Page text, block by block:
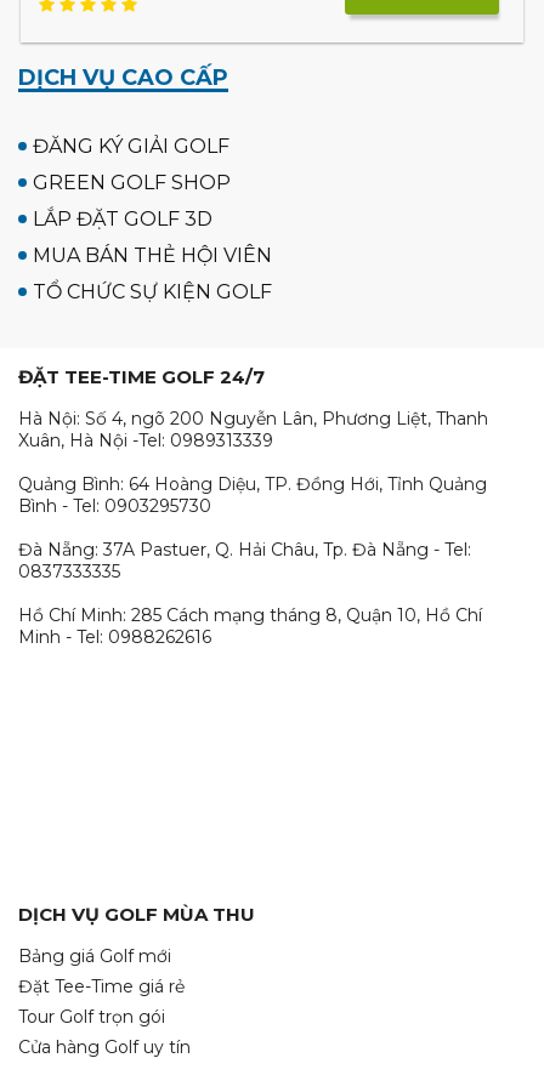
DỊCH VỤ CAO CẤP
ĐĂNG KÝ GIẢI GOLF
GREEN GOLF SHOP
LẮP ĐẶT GOLF 3D
MUA BÁN THẺ HỘI VIÊN
TỔ CHỨC SỰ KIỆN GOLF
ĐẶT TEE-TIME GOLF 24/7
Hà Nội: Số 4, ngõ 200 Nguyễn Lân, Phương Liệt, Thanh
Xuân, Hà Nội -Tel: 0989313339
Quảng Bình: 64 Hoàng Diệu, TP. Đồng Hới, Tỉnh Quảng
Bình - Tel: 0903295730
Đà Nẵng: 37A Pastuer, Q. Hải Châu, Tp. Đà Nẵng - Tel:
0837333335
Hồ Chí Minh: 285 Cách mạng tháng 8, Quận 10, Hồ Chí
Minh - Tel: 0988262616
DỊCH VỤ GOLF MÙA THU
Bảng giá Golf mới
Đặt Tee-Time giá rẻ
Tour Golf trọn gói
Cửa hàng Golf uy tín